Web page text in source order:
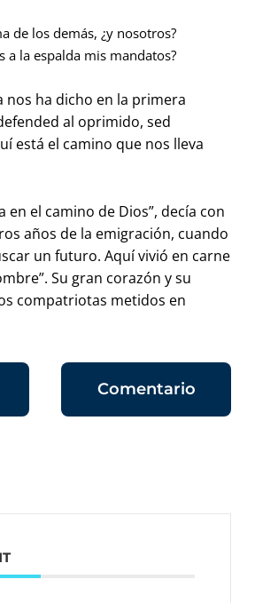
de los demás, ¿y nosotros?
a la espalda mis mandatos?
nos ha dicho en la primera
al oprimido, sed
está el camino que nos lleva
en el camino de Dios”, decía con
años de la emigración, cuando
un futuro. Aquí vivió en carne
Su gran corazón y su
compatriotas metidos en
Comentario